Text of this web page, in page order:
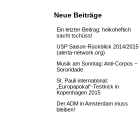
Neue Beiträge
Ein letzter Beitrag: heikoheftich
sacht tschüss!
USP Saison-Rückblick 2014/2015
(alerta-network.org)
Musik am Sonntag: Anti-Corpos –
Sororidade
St. Pauli international:
„Europapokal“-Testkick in
Kopenhagen 2015
Der ADM in Amsterdam muss
bleiben!